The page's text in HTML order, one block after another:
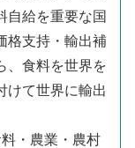
自給を重要な国
格支持・輸出補
、食料を世界を
けて世界に輸出
・農業・農村